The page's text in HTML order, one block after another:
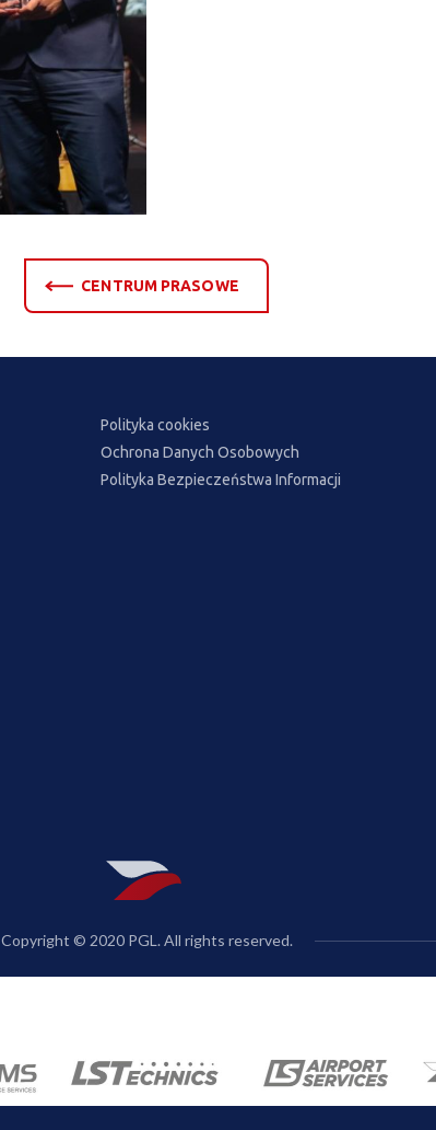
CENTRUM PRASOWE
Polityka cookies
Ochrona Danych Osobowych
Polityka Bezpieczeństwa Informacji
Copyright © 2020 PGL. All rights reserved.